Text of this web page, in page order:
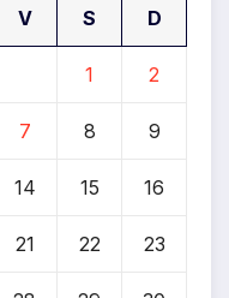
V S D
1 2
7 8 9
14 15 16
21 22 23